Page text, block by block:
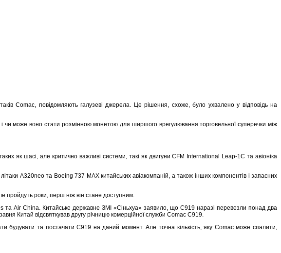
Comac, повідомляють галузеві джерела. Це рішення, схоже, було ухвалено у відповідь на
може воно стати розмінною монетою для ширшого врегулювання торговельної суперечки між
як шасі, але критично важливі системи, такі як двигуни CFM International Leap-1C та авіоніка
A320neo та Boeing 737 MAX китайських авіакомпаній, а також інших компонентів і запасних
пройдуть роки, перш ніж він стане доступним.
та Air China. Китайське державне ЗМІ «Сіньхуа» заявило, що C919 наразі перевезли понад два
Китай відсвяткував другу річницю комерційної служби Comac C919.
будувати та постачати C919 на даний момент. Але точна кількість, яку Comac може спалити,